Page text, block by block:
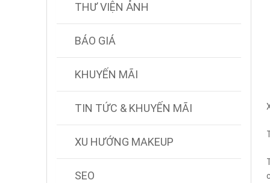
THƯ VIỆN ẢNH
BÁO GIÁ
KHUYẾN MÃI
TIN TỨC & KHUYẾN MÃI
XU HƯỚNG MAKEUP
SEO